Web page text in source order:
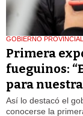
GOBIERNO PROVINCIAL
Primera
fueguinos:
para
Así lo destacó el
conocerse la